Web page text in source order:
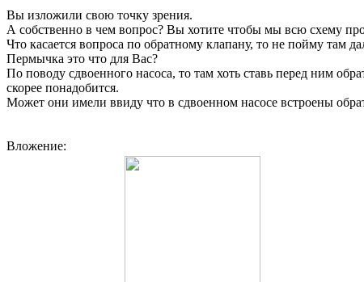
Вы изложили свою точку зрения.
А собственно в чем вопрос? Вы хотите чтобы мы всю схему
Что касается вопроса по обратному клапану, то не пойму там
Пермычка это что для Вас?
По поводу сдвоенного насоса, то там хоть ставь перед ним
скорее понадобится.
Может они имели ввиду что в сдвоенном насосе встроены
Вложение: